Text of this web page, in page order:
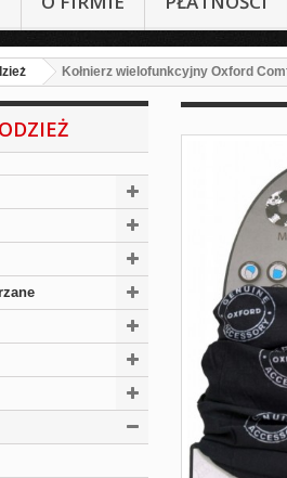
Kołnierz wielofunkcyjny Oxford